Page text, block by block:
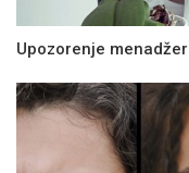
Upozorenje